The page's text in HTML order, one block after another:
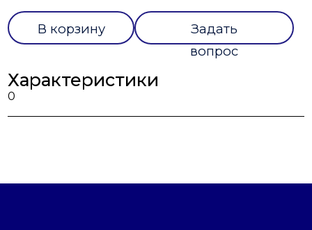
В корзину
Задать
вопрос
Характеристики
0